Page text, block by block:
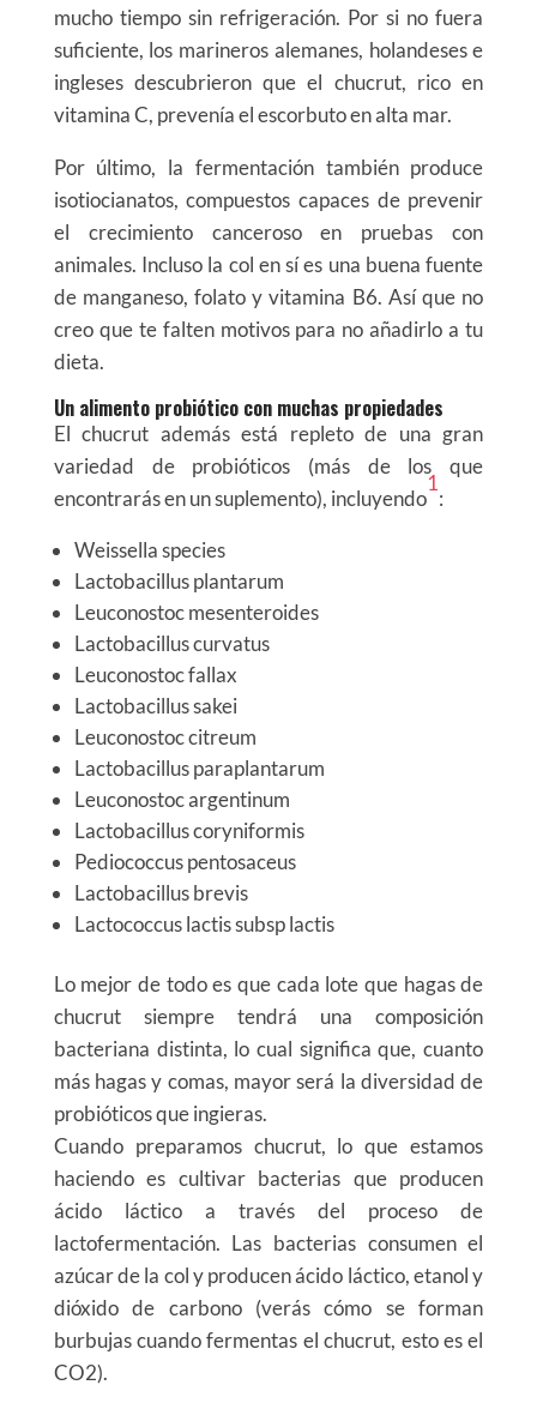
mucho tiempo sin refrigeración. Por si no fuera
suficiente, los marineros alemanes, holandeses e
ingleses descubrieron que el chucrut, rico en
vitamina C, prevenía el escorbuto en alta mar.
Por último, la fermentación también produce
isotiocianatos, compuestos capaces de prevenir
el crecimiento canceroso en pruebas con
animales. Incluso la col en sí es una buena fuente
de manganeso, folato y vitamina B6. Así que no
creo que te falten motivos para no añadirlo a tu
dieta.
Un alimento probiótico con muchas propiedades
El chucrut además está repleto de una gran
variedad de probióticos (más de los que
encontrarás en un suplemento), incluyendo
1
:
Weissella species
Lactobacillus plantarum
Leuconostoc mesenteroides
Lactobacillus curvatus
Leuconostoc fallax
Lactobacillus sakei
Leuconostoc citreum
Lactobacillus paraplantarum
Leuconostoc argentinum
Lactobacillus coryniformis
Pediococcus pentosaceus
Lactobacillus brevis
Lactococcus lactis subsp lactis
Lo mejor de todo es que cada lote que hagas de
chucrut siempre tendrá una composición
bacteriana distinta, lo cual significa que, cuanto
más hagas y comas, mayor será la diversidad de
probióticos que ingieras.
Cuando preparamos chucrut, lo que estamos
haciendo es cultivar bacterias que producen
ácido láctico a través del proceso de
lactofermentación. Las bacterias consumen el
azúcar de la col y producen ácido láctico, etanol y
dióxido de carbono (verás cómo se forman
burbujas cuando fermentas el chucrut, esto es el
CO2).